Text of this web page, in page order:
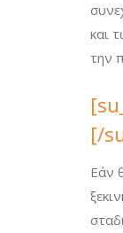
και
την
[/
Εάν